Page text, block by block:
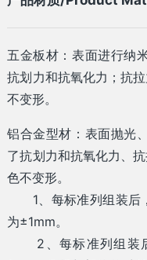
五金板材：表面进行纳
抗划力和抗氧化力；抗
不变形。
铝合金型材：表面抛光
了抗划力和抗氧化力、
色不变形。
1、每标准列组装后
为±1mm。
2、每标准列组装后